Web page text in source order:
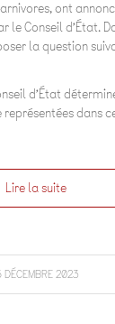
ont
le Conseil d’État.
la question
d’État
dans
Lire la suite
DÉCEMBRE 2023